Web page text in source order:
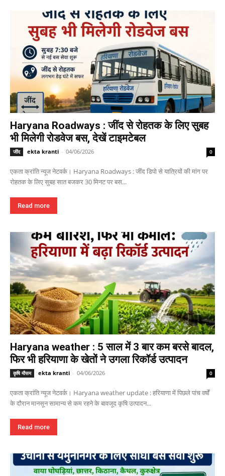
Haryana Roadways : जींद से रोहतक के लिए सुबह
भी मिलेगी रोडवेज बस, देखें टाइमटेबल
जींद ekta kranti - 04/06/2026 0
एकता क्रांति न्यूज नेटवर्क। Haryana Roadways : जींद डिपो से यात्रियों की मांग पर
रोहतक के लिए सुबह सात बजकर 30 मिनट पर बस...
Read more
Haryana weather : 5 साल में 3 बार कम बरसे बादल,
फिर भी हरियाणा के खेतों ने उगला रिकॉर्ड उत्पादन
कृषि मौसम ekta kranti - 04/06/2026 0
एकता क्रांति न्यूज नेटवर्क। Haryana weather update : हरियाणा में पिछले पांच वर्षों
के दौरान मानसून सामान्य से कम रहने के बावजूद कृषि उत्पादन...
Read more